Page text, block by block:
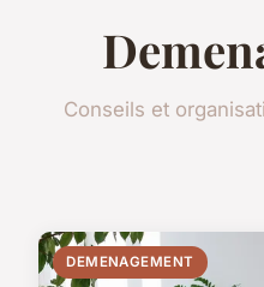
Conseils et
DEMENAGEMENT